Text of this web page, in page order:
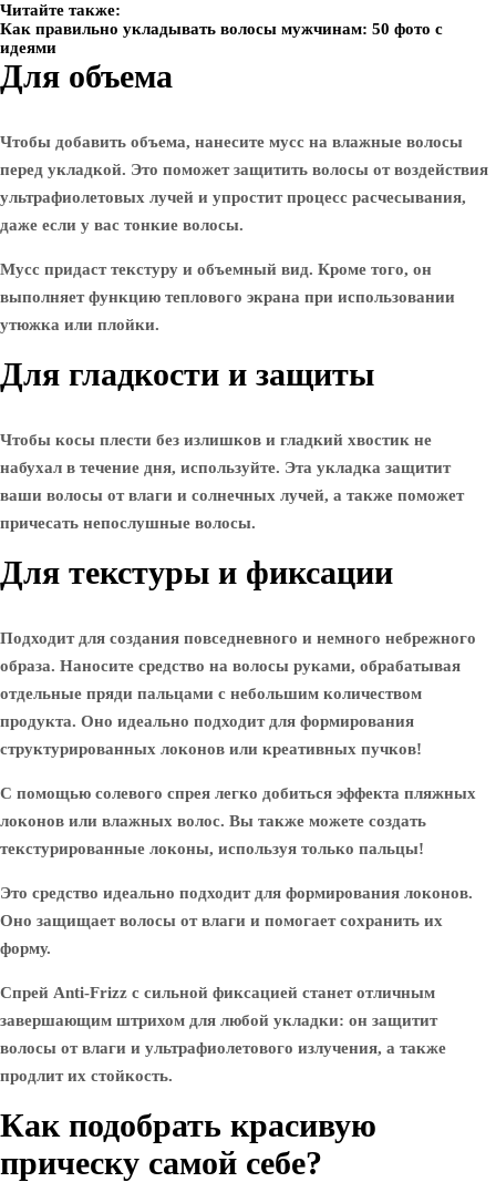
Читайте также:
Как правильно укладывать волосы мужчинам: 50 фото с
идеями
Для объема
Чтобы добавить объема, нанесите мусс на влажные волосы
перед укладкой. Это поможет защитить волосы от воздействия
ультрафиолетовых лучей и упростит процесс расчесывания,
даже если у вас тонкие волосы.
Мусс придаст текстуру и объемный вид. Кроме того, он
выполняет функцию теплового экрана при использовании
утюжка или плойки.
Для гладкости и защиты
Чтобы косы плести без излишков и гладкий хвостик не
набухал в течение дня, используйте. Эта укладка защитит
ваши волосы от влаги и солнечных лучей, а также поможет
причесать непослушные волосы.
Для текстуры и фиксации
Подходит для создания повседневного и немного небрежного
образа. Наносите средство на волосы руками, обрабатывая
отдельные пряди пальцами с небольшим количеством
продукта. Оно идеально подходит для формирования
структурированных локонов или креативных пучков!
С помощью солевого спрея легко добиться эффекта пляжных
локонов или влажных волос. Вы также можете создать
текстурированные локоны, используя только пальцы!
Это средство идеально подходит для формирования локонов.
Оно защищает волосы от влаги и помогает сохранить их
форму.
Спрей Anti-Frizz с сильной фиксацией станет отличным
завершающим штрихом для любой укладки: он защитит
волосы от влаги и ультрафиолетового излучения, а также
продлит их стойкость.
Как подобрать красивую
прическу самой себе?